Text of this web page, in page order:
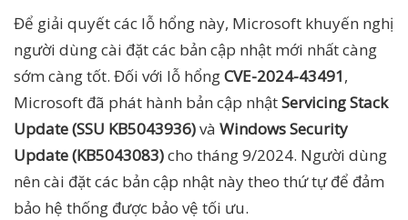
Để giải quyết các lỗ hổng này, Microsoft khuyến nghị
người dùng cài đặt các bản cập nhật mới nhất càng
sớm càng tốt. Đối với lỗ hổngCVE-2024-43491,
Microsoft đã phát hành bản cập nhậtServicing Stack
Update (SSU KB5043936)và Windows Security
Update (KB5043083)cho tháng 9/2024. Người dùng
nên cài đặt các bản cập nhật này theo thứ tự để đảm
bảo hệ thống được bảo vệ tối ưu.